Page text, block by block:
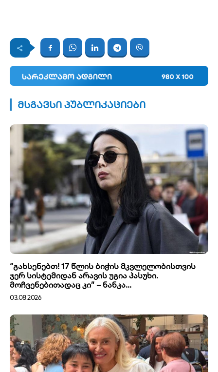
მსგავსი პუბლიკაციები
“გახსენებთ! 17 წლის ბიჭის მკვლელობისთვის
ჯერ სისტემიდან არავის უგია პასუხი.
მოჩვენებითადაც კი” – ნანკა...
03.08.2026